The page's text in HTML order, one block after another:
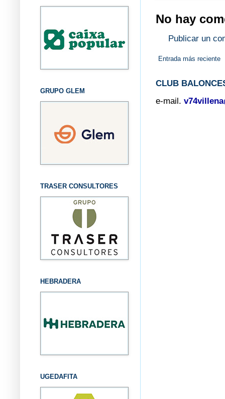
No hay
Publicar un
Entrada más reciente
CLUB
e-mail.
GRUPO GLEM
TRASER CONSULTORES
HEBRADERA
UGEDAFITA